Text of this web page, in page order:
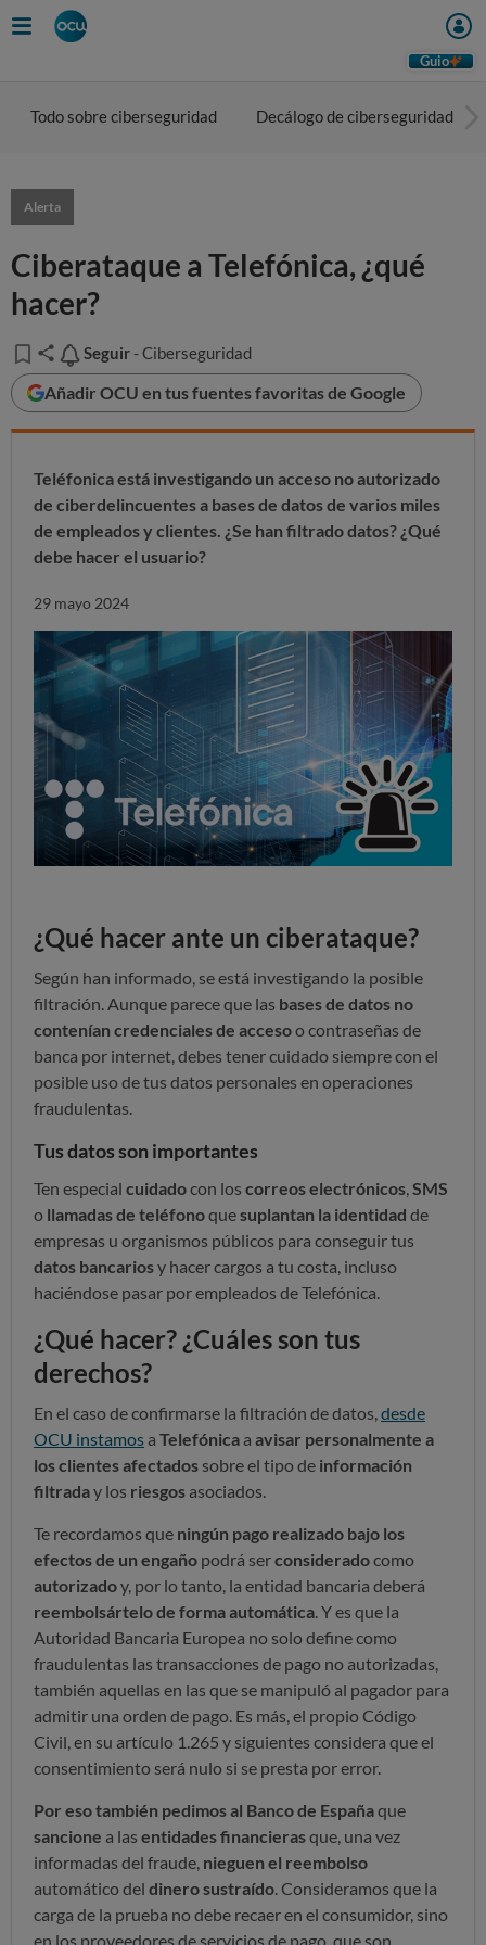
Guio
Todo sobre ciberseguridad Decálogo de ciberseguridad
Alerta
Ciberataque a Telefónica, ¿qué
hacer?
Seguir
Seguir - Ciberseguridad
Añadir OCU en tus fuentes favoritas de Google
Teléfonicaestá investigando un acceso no autorizado
de ciberdelincuentes a bases de datos de varios miles
de empleados y clientes. ¿Se han filtrado datos? ¿Qué
debe hacer el usuario?
29 mayo 2024
¿Qué hacer ante un ciberataque?
Según han informado, se está investigando la posible
filtración. Aunque parece que las bases de datos no
contenían credenciales de accesoo contraseñas de
banca por internet, debes tener cuidado siempre con el
posible uso de tus datos personales en operaciones
fraudulentas.
Tus datos son importantes
Ten especial cuidadocon los correos electrónicos SMS
o llamadas de teléfonoquesuplantan la identidad de
empresas u organismos públicos para conseguir tus
datos bancariosy hacer cargos a tu costa, incluso
haciéndose pasar por empleados de Telefónica.
¿Qué hacer? ¿Cuáles son tus
derechos?
En el caso de confirmarse la filtración de datos, desde
OCU instamos a Telefónica a avisar personalmente a
los clientes afectados sobre el tipo de información
filtraday los riesgos asociados.
Te recordamos que ningún pago realizado bajo los
efectos de un engaño podrá serconsideradocomo
autorizadoy, por lo tanto, la entidad bancaria deberá
reembolsártelo de forma automática . Y es que la
Autoridad Bancaria Europea no solo define como
fraudulentas las transacciones de pago no autorizadas,
también aquellas en las que se manipuló al pagador para
admitir una orden de pago. Es más, el propio Código
Civil, en su artículo 1.265 y siguientes considera que el
consentimiento será nulo si se presta por error.
Por eso también pedimos al Banco de Españaque
sancione a las entidades financierasque, una vez
informadas del fraude, nieguen el reembolso
automático del dinero sustraído . Consideramos que la
carga de la prueba no debe recaer en el consumidor, sino
en los proveedores de servicios de pago, que son